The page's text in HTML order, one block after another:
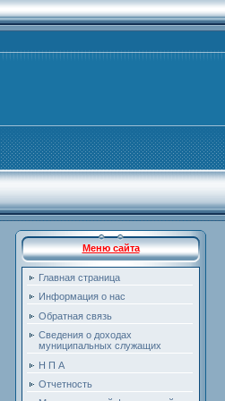
Меню сайта
Главная страница
Информация о нас
Обратная связь
Сведения о доходах
муниципальных служащих
Н П А
Отчетность